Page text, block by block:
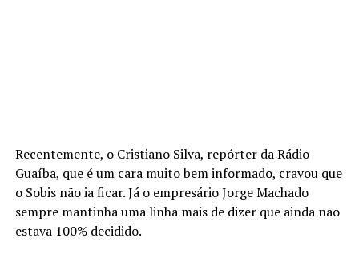
Recentemente, o Cristiano Silva, repórter da Rádio
Guaíba, que é um cara muito bem informado, cravou que
o Sobis não ia ficar. Já o empresário Jorge Machado
sempre mantinha uma linha mais de dizer que ainda não
estava 100% decidido.